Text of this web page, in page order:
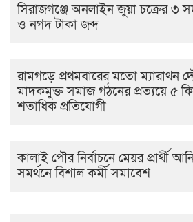
সিরাজগঞ্জে অনলাইন জুয়া চক্রের ৩
ও নগদ টাকা জব্দ
রামগড়ে প্রথমবারের মতো ম্যারাথন
মাদকমুক্ত সমাজ গঠনের প্রত্যয়ে ৫
শতাধিক প্রতিযোগী
কালাই পৌর নির্বাচনে মেয়র প্রার্থী
সমর্থনে বিশাল কর্মী সমাবেশ